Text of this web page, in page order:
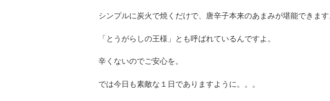
シンプルに炭火で焼くだけで、唐辛子本来のあまみが堪能できます
「とうがらしの王様」とも呼ばれているんですよ。
辛くないのでご安心を。
では今日も素敵な１日でありますように。。。